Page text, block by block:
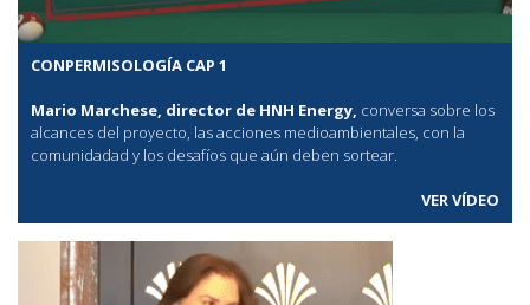
CONPERMISOLOGÍA CAP 1
Mario Marchese, director de HNH Energy, conversa sobre los
alcances del proyecto, las acciones medioambientales, con la
comunidadad y los desafíos que aún deben sortear.
VER VÍDEO